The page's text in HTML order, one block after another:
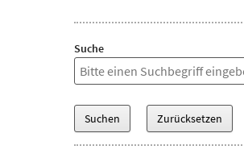
Suche